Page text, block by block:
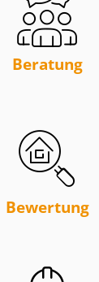
Beratung
Bewertung